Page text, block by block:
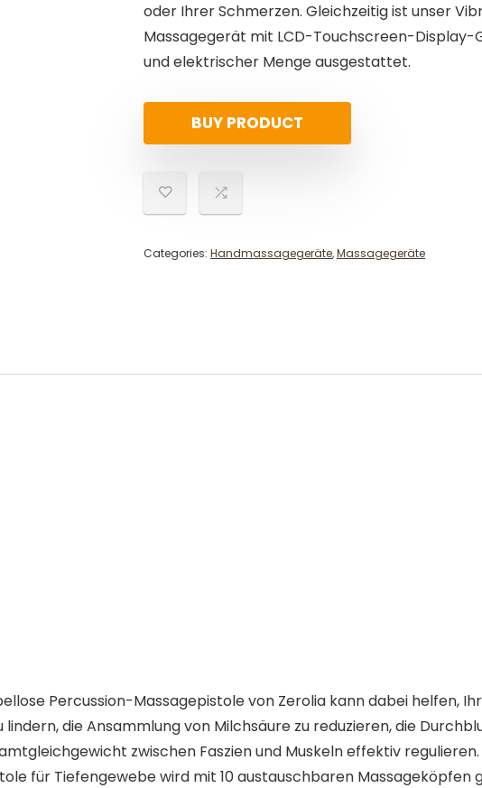
oder Ihrer Schmerzen. Gleichzeitig ist unser
Massagegerät mit LCD-Touchscreen-Display-
und elektrischer Menge ausgestattet.
BUY PRODUCT
Categories: Handmassagegeräte,Massagegeräte
Percussion-Massagepistole von Zerolia kann dabei helfen,
die Ansammlung von Milchsäure zu reduzieren, die
zwischen Faszien und Muskeln effektiv regulieren.
für Tiefengewebe wird mit 10 austauschbaren